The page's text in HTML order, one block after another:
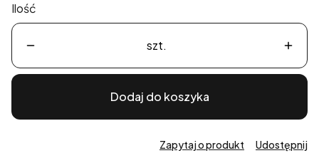
Ilość
szt.
Dodaj do koszyka
Zapytaj o produkt Udostępnij